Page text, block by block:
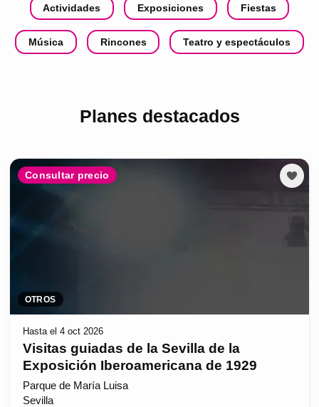
Actividades Exposiciones Fiestas
Música Rincones Teatro y espectáculos
Planes destacados
Consultar precio
OTROS
Hasta el 4 oct 2026
Visitas guiadas de la Sevilla de la
Exposición Iberoamericana de 1929
Parque de María Luisa
Sevilla